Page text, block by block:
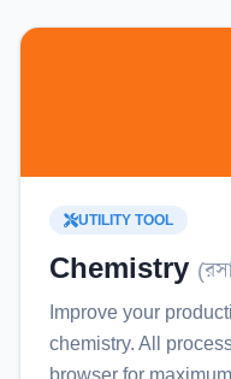
UTILITY TOOL
Chemistry (
Improve your
chemistry. All
browser for